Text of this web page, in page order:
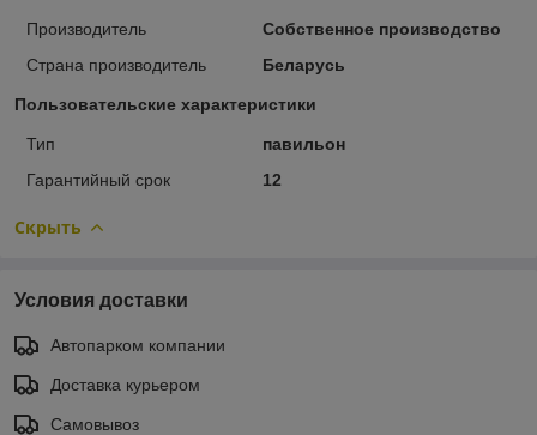
Производитель
Собственное производство
Страна производитель
Беларусь
Пользовательские характеристики
Тип
павильон
Гарантийный срок
12
Скрыть
Условия доставки
Автопарком компании
Доставка курьером
Самовывоз